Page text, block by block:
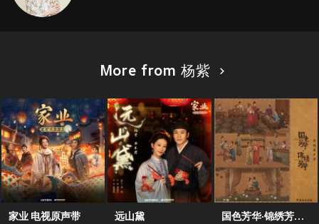
More from 杨紫
家业 电视原声带 远山黛 国色芳华·锦绣芳华 影视原声带